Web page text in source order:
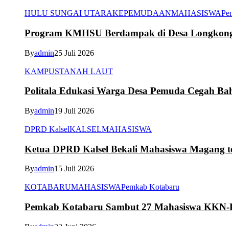
HULU SUNGAI UTARAKEPEMUDAANMAHASISWA
Program KMHSU Berdampak di Desa
Byadmin25 Juli 2026
KAMPUSTANAH LAUT
Politala Edukasi Warga Desa Pemuda Cegah
Byadmin19 Juli 2026
DPRD KalselKALSELMAHASISWA
Ketua DPRD Kalsel Bekali Mahasiswa Magang
Byadmin15 Juli 2026
KOTABARUMAHASISWAPemkab Kotabaru
Pemkab Kotabaru Sambut 27 Mahasiswa